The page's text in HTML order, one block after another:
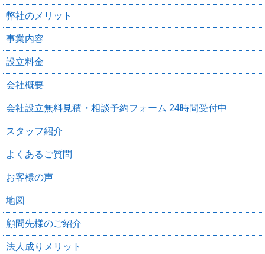
弊社のメリット
事業内容
設立料金
会社概要
会社設立無料見積・相談予約フォーム 24時間受付中
スタッフ紹介
よくあるご質問
お客様の声
地図
顧問先様のご紹介
法人成りメリット